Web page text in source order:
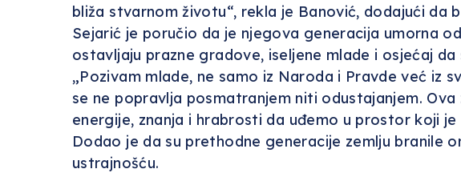
bliža stvarnom životu“, rekla je Banović, dodajući da
Sejarić je poručio da je njegova generacija umorna
ostavljaju prazne gradove, iseljene mlade i osjećaj
„Pozivam mlade, ne samo iz Naroda i Pravde već iz
se ne popravlja posmatranjem niti odustajanjem.
energije, znanja i hrabrosti da uđemo u prostor koji
Dodao je da su prethodne generacije zemlju branile
ustrajnošću.